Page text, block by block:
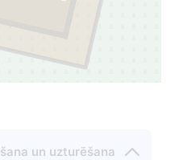
un uzturēšana